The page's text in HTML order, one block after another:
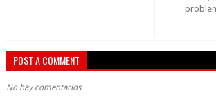
POST A COMMENT
No hay comentarios